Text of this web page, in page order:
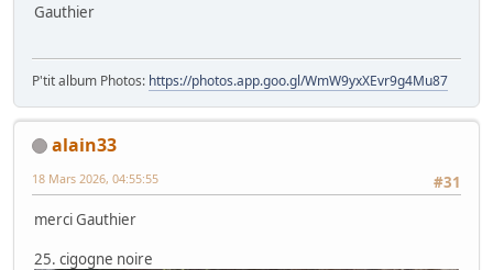
Gauthier
P'tit album Photos: https://photos.app.goo.gl/WmW9yxXEvr9g4Mu87
alain33
#31
18 Mars 2026, 04:55:55
merci Gauthier
25. cigogne noire